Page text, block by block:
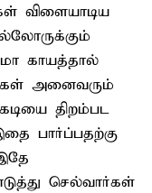
விளையாடிய
காயத்தால்
அனைவரும்
திறம்பட
பார்ப்பதற்கு
செல்வார்கள்